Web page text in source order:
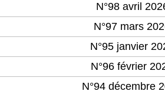
N°98 avril
N°97 mars
N°95 janvier
N°96 février
N°94 décembre